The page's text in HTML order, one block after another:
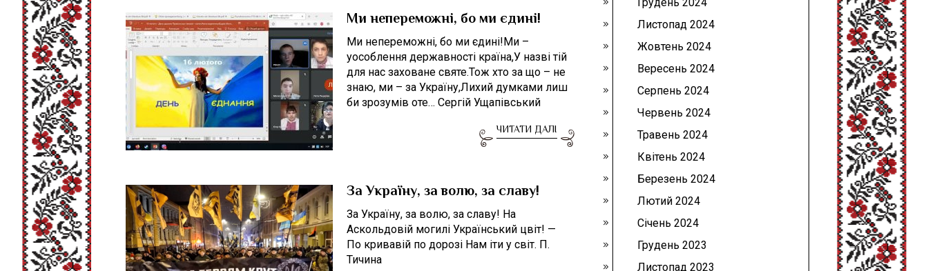
Ми непереможні, бо ми єдині!
Ми непереможні, бо ми єдині!Ми –
уособлення державності країна,У назві тій
для нас заховане святе.Тож хто за що – не
знаю, ми – за Україну,Лихий думками лиш
би зрозумів оте… Сергій Ущапівський
ЧИТАТИ ДАЛІ
За Україну, за волю, за славу!
За Україну, за волю, за славу! На
Аскольдовій могилі Український цвіт! —
По кривавій по дорозі Нам іти у світ. П.
Тичина
Листопад 2024
Жовтень 2024
Вересень 2024
Серпень 2024
Червень 2024
Травень 2024
Квітень 2024
Березень 2024
Лютий 2024
Січень 2024
Грудень 2023
Листопад 2023